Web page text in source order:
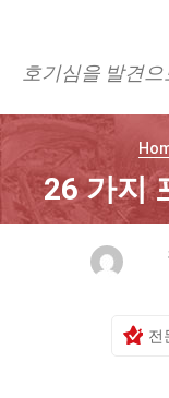
호기심을 발견
26 가지
전